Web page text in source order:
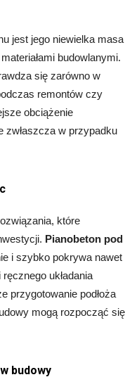
jest jego niewielka masa
budowlanymi.
się zarówno w
remontów czy
obciążenie
zwłaszcza w przypadku
które
Pianobeton pod
i szybko pokrywa nawet
układania
przygotowanie podłoża
mogą rozpocząć się
budowy